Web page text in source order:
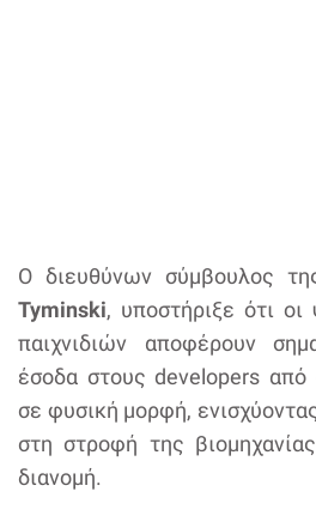
Ο διευθύνων σύμβουλος
Tyminski, υποστήριξε ότι
παιχνιδιών αποφέρουν
έσοδα στους developers από
σε φυσική μορφή,
στη στροφή της
διανομή.